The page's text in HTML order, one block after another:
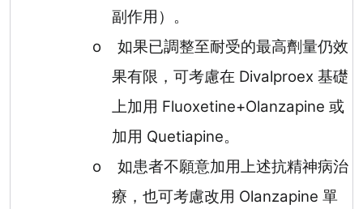
副作用）。
o
如果已調整至耐受的最高劑量仍效
果有限，可考慮在 Divalproex 基礎
上加用 Fluoxetine+Olanzapine 或
加用 Quetiapine。
o
如患者不願意加用上述抗精神病治
療，也可考慮改用 Olanzapine 單